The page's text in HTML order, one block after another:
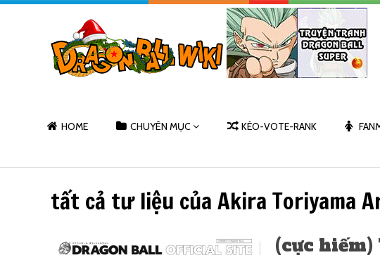
HOME CHUYÊN MỤC KÈO-VOTE-RANK
tất cả tư liệu của Akira Toriyama
(cực